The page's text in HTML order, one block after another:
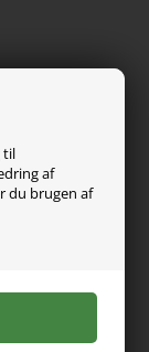
til
af
du brugen af